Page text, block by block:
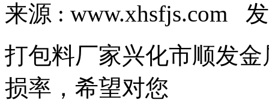
来源 : www.xhsfjs.com
打包料厂家兴化市顺发
损率，希望对您